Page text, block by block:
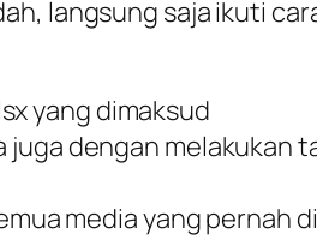
langsung saja ikuti
yang dimaksud
juga dengan melakukan
media yang